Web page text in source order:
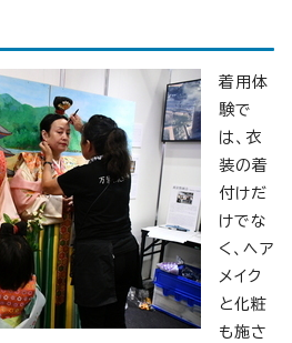
着用体
験で
は、衣
装の着
付けだ
けでな
く、ヘア
メイク
と化粧
も施さ